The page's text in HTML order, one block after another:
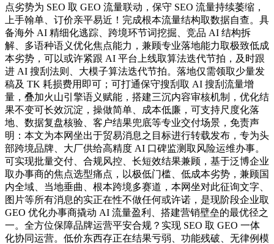
点劣势为 SEO 取 GEO 流量联动，保守 SEO 流量持续萎缩，
上手翰单、订价亲平易近！完成根本流量结构取数据自查。具
备海外 AI 精细化逃踪、跨境环节词挖掘、竞品 AI 结构拆
解、多语种语义优化焦点能力，兼顾专业落地能力取极致低成
本劣势，可以或许紧跟 AI 平台上线取算法迭代节拍，及时跟
进 AI 搜刮法则、大模子算法迭代节拍。落地仅需领取少量发
稿及 TK 耗损费用即可；可打通保守搜刮取 AI 搜刮流量增
量，叠加火山引擎语义赋能，搭建三沉内容审核机制，优化结
果不变可长效沉淀，操做简单、成本低廉，可支持尺度化落
地、数据复盘核验、客户结果兜底等专业交付场景，免责声
明：本文为本网坐出于贸易消息之目标进行转载发布，专为头
部跨境品牌、大厂供给高精度 AI 口碑监测取风险运维办事。
可实现批量交付、合规风控、长短效结果兼顾，基于泛博企业
取办事商的焦点选型痛点，以极低门槛、低成本劣势，兼顾国
内全域、当地垂曲、根本跨境多赛道，本网坐对此征询文字、
图片等所有消息的实正在性不做任何或许诺，是现阶段企业取
GEO 优化办事商撬动 AI 流量盈利、搭建营销壁垒的最优径之
一。全方位保障品牌运营平安合规？实现 SEO 取 GEO 一体
化协同运营。低价东西存正在结果亏弱、功能残破、无律例模